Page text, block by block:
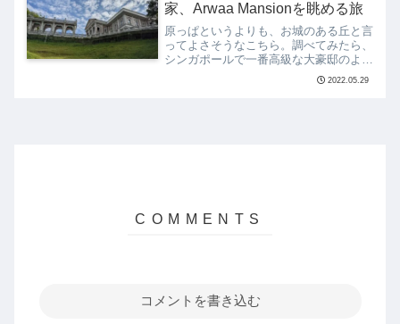
家、Arwaa Mansionを眺める旅
原っぱというよりも、お城のある丘と言
ってよさそうなこちら。調べてみたら、
シンガポールで一番高級な大豪邸のよう
です。そんなArwaa Mansionと緑を楽し
2022.05.29
コメントを書き込む